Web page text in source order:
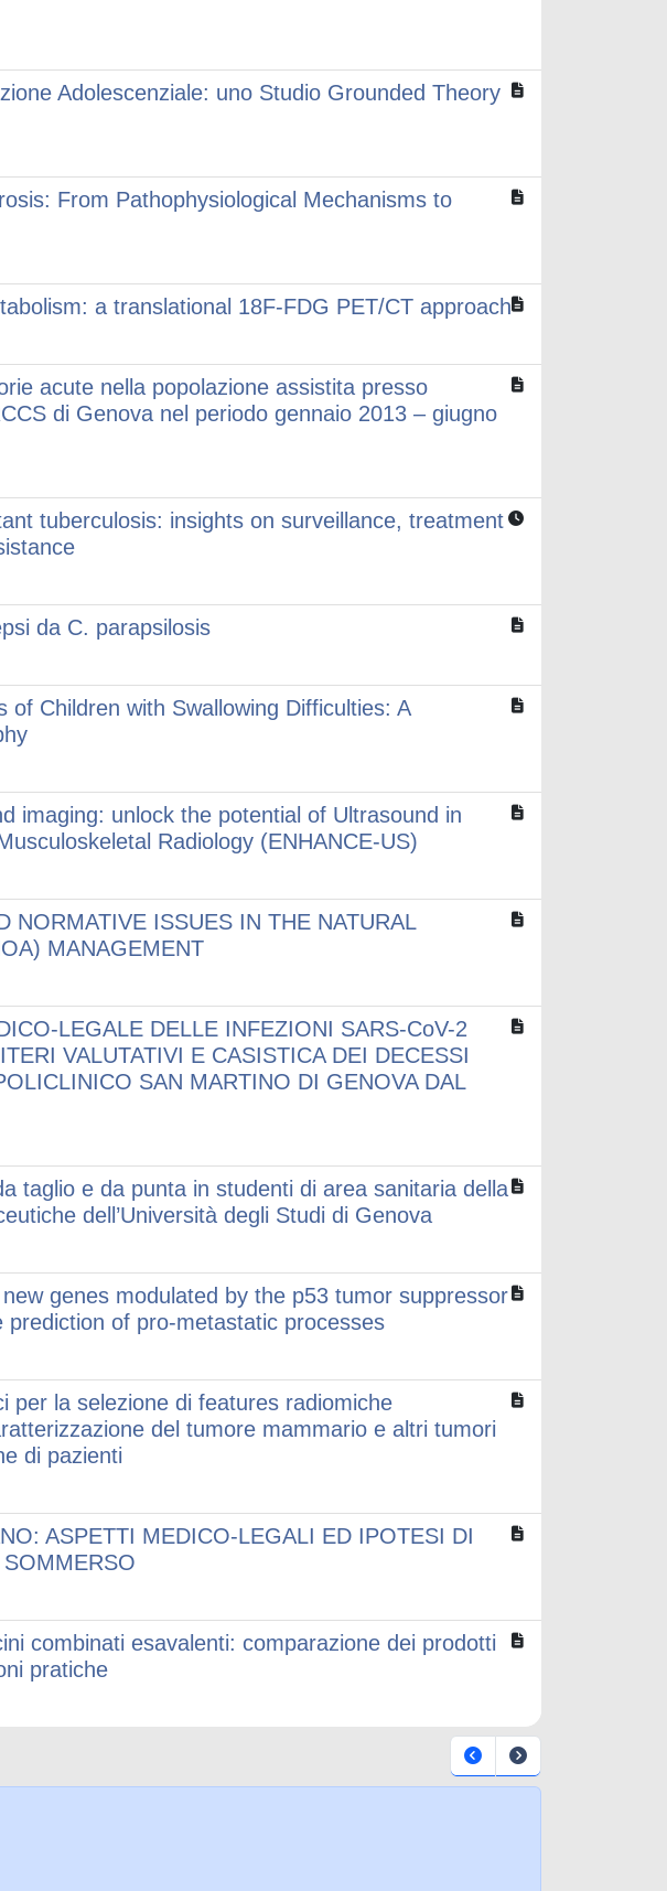
Adolescenziale: uno Studio Grounded Theory
From Pathophysiological Mechanisms to
a translational 18F-FDG PET/CT approach
acute nella popolazione assistita presso
di Genova nel periodo gennaio 2013 – giugno
tuberculosis: insights on surveillance, treatment
da C. parapsilosis
Children with Swallowing Difficulties: A
imaging: unlock the potential of Ultrasound in
Radiology (ENHANCE-US)
NORMATIVE ISSUES IN THE NATURAL
MANAGEMENT
LEGALE DELLE INFEZIONI SARS-CoV-2
VALUTATIVI E CASISTICA DEI DECESSI
SAN MARTINO DI GENOVA DAL
taglio e da punta in studenti di area sanitaria della
dell’Università degli Studi di Genova
genes modulated by the p53 tumor suppressor
of pro-metastatic processes
per la selezione di features radiomiche
del tumore mammario e altri tumori
di pazienti
ASPETTI MEDICO-LEGALI ED IPOTESI DI
combinati esavalenti: comparazione dei prodotti
pratiche